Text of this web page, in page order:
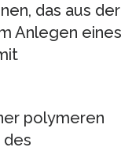
das aus der
Anlegen eines
polymeren
des